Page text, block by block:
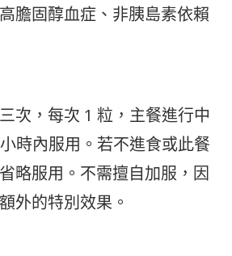
膽固醇血症、非胰島素依賴
次，每次 1 粒，主餐進行中
時內服用。若不進食或此餐
略服用。不需擅自加服，因
外的特別效果。